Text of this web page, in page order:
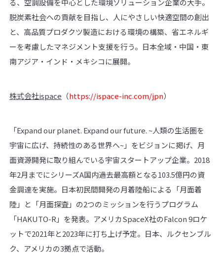
る、空調設備を中心とした環境ソリューション企業の大手。
脱炭素社会への貢献を目指し、人にやさしい快適空間の創出
と、高品質プロダクツ製造における環境の構築、省エネルギ
ーを考慮したマネジメント支援を行う。日本全域・中国・東
南アジア・インド・メキシコに展開。
株式会社ispace （https://ispace-inc.com/jpn）
「Expand our planet. Expand our future. ~人類の生活圏を
宇宙に広げ、持続性のある世界へ~」をビジョンに掲げ、月
面資源開発に取り組んでいる宇宙スタートアップ企業。2018
年2月までにシリーズA国内過去最高額となる103.5億円の資
金調達を実施。日本初民間開発の月着陸船による「月面着
陸」と「月面探査」の2つのミッションを行うプログラム
「HAKUTO-R」を発表。アメリカSpaceX社のFalcon 9ロケ
ットで2021年と2023年に打ち上げ予定。日本、ルクセンブル
ク、アメリカの3拠点で活動。